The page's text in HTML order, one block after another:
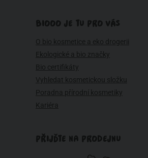
BIOOO JE TU PRO VÁS
O bio kosmetice a eko drogerii
Ekologické a bio značky
Bio certifikáty
Vyhledat kosmetickou složku
Poradna přírodní kosmetiky
Kariéra
PŘIJĎTE NA PRODEJNU